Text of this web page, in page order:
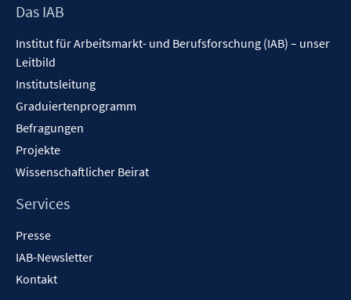
Footer
Das IAB
Institut für Arbeitsmarkt- und Berufsforschung (IAB) – unser
Leitbild
Institutsleitung
Graduiertenprogramm
Befragungen
Projekte
Wissenschaftlicher Beirat
Services
Presse
IAB-Newsletter
Kontakt